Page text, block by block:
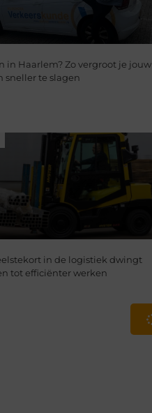
in Haarlem? Zo vergroot je jouw
sneller te slagen
in de logistiek dwingt
tot efficiënter werken